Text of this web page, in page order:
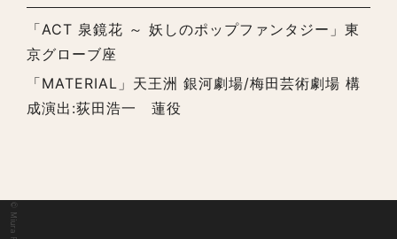
「ACT 泉鏡花 ～ 妖しのポップファンタジー」東
京グローブ座
「MATERIAL」天王洲 銀河劇場/梅田芸術劇場 構
成演出:荻田浩一 蓮役